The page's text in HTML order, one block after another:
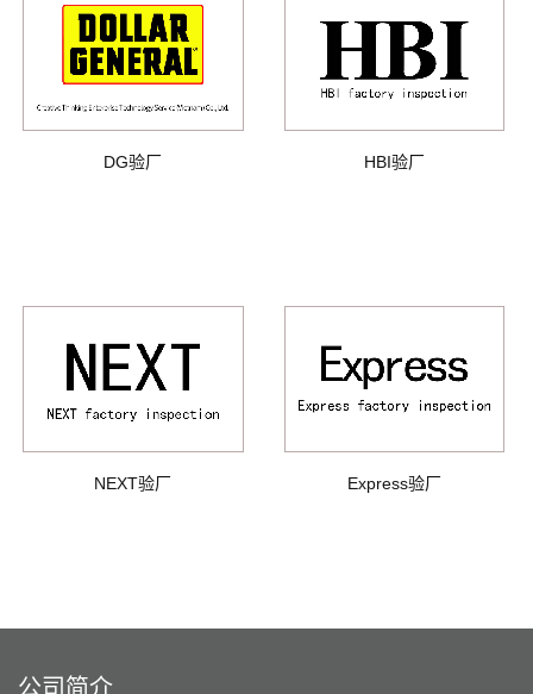
DG验厂 HBI验厂
NEXT验厂 Express验厂
公司简介